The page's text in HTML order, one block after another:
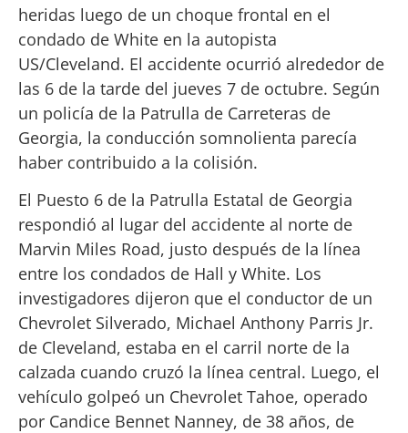
heridas luego de un choque frontal en el
condado de White en la autopista
US/Cleveland. El accidente ocurrió alrededor de
las 6 de la tarde del jueves 7 de octubre. Según
un policía de la Patrulla de Carreteras de
Georgia, la conducción somnolienta parecía
haber contribuido a la colisión.
El Puesto 6 de la Patrulla Estatal de Georgia
respondió al lugar del accidente al norte de
Marvin Miles Road, justo después de la línea
entre los condados de Hall y White. Los
investigadores dijeron que el conductor de un
Chevrolet Silverado, Michael Anthony Parris Jr.
de Cleveland, estaba en el carril norte de la
calzada cuando cruzó la línea central. Luego, el
vehículo golpeó un Chevrolet Tahoe, operado
por Candice Bennet Nanney, de 38 años, de